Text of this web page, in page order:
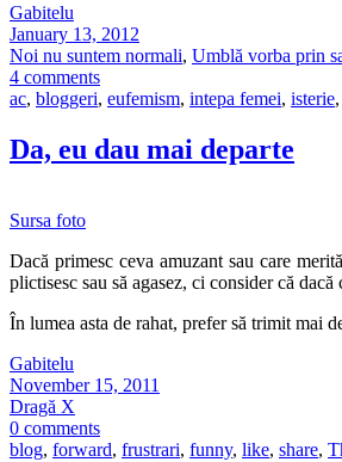
Gabitelu
January 13, 2012
Noi nu suntem normali, Umblă vorba prin
4 comments
ac, bloggeri, eufemism, intepa femei, isterie,
Da, eu dau mai departe
Sursa foto
Dacă primesc ceva amuzant sau care
plictisesc sau să agasez, ci consider că
În lumea asta de rahat, prefer să trimit mai
Gabitelu
November 15, 2011
Dragă X
0 comments
blog, forward, frustrari, funny, like, share,